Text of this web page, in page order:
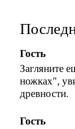
Гость
Загляните
ножках",
древности.
Гость